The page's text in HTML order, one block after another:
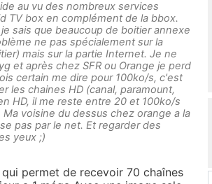
au vu des nombreux services
TV box en complément de la bbox.
sais que beaucoup de boitier annexe
ne pas spécialement sur la
mais sur la partie Internet. Je ne
et après chez SFR ou Orange je perd
certain me dire pour 100ko/s, c'est
les chaines HD (canal, paramount,
HD, il me reste entre 20 et 100ko/s
voisine du dessus chez orange a la
pas par le net. Et regarder des
yeux ;)
permet de recevoir 70 chaînes